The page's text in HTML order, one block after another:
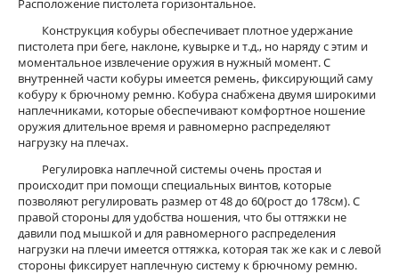
Расположение пистолета горизонтальное.
Конструкция кобуры обеспечивает плотное удержание
пистолета при беге, наклоне, кувырке и т.д., но наряду с этим и
моментальное извлечение оружия в нужный момент. С
внутренней части кобуры имеется ремень, фиксирующий саму
кобуру к брючному ремню. Кобура снабжена двумя широкими
наплечниками, которые обеспечивают комфортное ношение
оружия длительное время и равномерно распределяют
нагрузку на плечах.
Регулировка наплечной системы очень простая и
происходит при помощи специальных винтов, которые
позволяют регулировать размер от 48 до 60(рост до 178см). С
правой стороны для удобства ношения, что бы оттяжки не
давили под мышкой и для равномерного распределения
нагрузки на плечи имеется оттяжка, которая так же как и с левой
стороны фиксирует наплечную систему к брючному ремню.